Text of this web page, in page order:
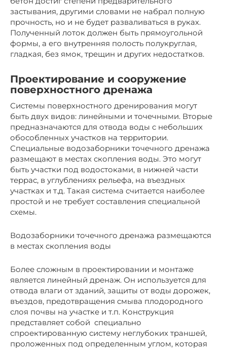
застывания, другими словами не набрал полную
прочность, но и не будет разваливаться в руках.
Полученный лоток должен быть прямоугольной
формы, а его внутренняя полость полукруглая,
гладкая, без ямок, трещин и других недостатков.
Проектирование и сооружение
поверхностного дренажа
Системы поверхностного дренирования могут
быть двух видов: линейными и точечными. Вторые
предназначаются для отвода воды с небольших
обособленных участков на территории.
Специальные водозаборники точечного дренажа
размещают в местах скопления воды. Это могут
быть участки под водостоками, в нижней части
террас, в углублениях рельефа, на въездных
участках и т.д. Такая система считается наиболее
простой и не требует составления специальной
схемы.
Водозаборники точечного дренажа размещаются
в местах скопления воды
Более сложным в проектировании и монтаже
является линейный дренаж. Он используется для
отвода влаги от зданий, защиты от воды дорожек,
въездов, предотвращения смыва плодородного
слоя почвы на участке и т.п. Конструкция
представляет собой специально
спроектированную систему неглубоких траншей,
проложенных под определенным углом, которая